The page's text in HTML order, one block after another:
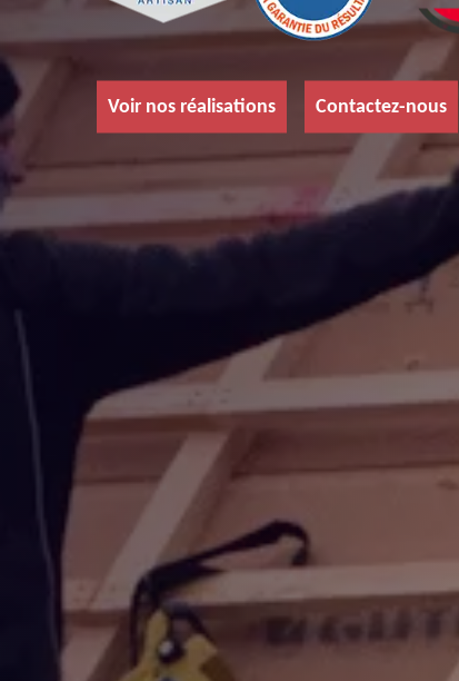
Voir nos réalisations Contactez-nous